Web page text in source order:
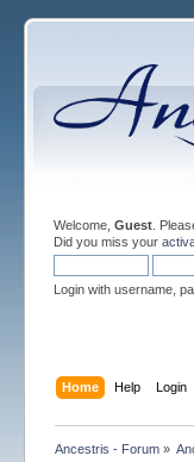
Welcome, Guest.
Did you miss your
Login with username,
Home Help Login
Ancestris - Forum»